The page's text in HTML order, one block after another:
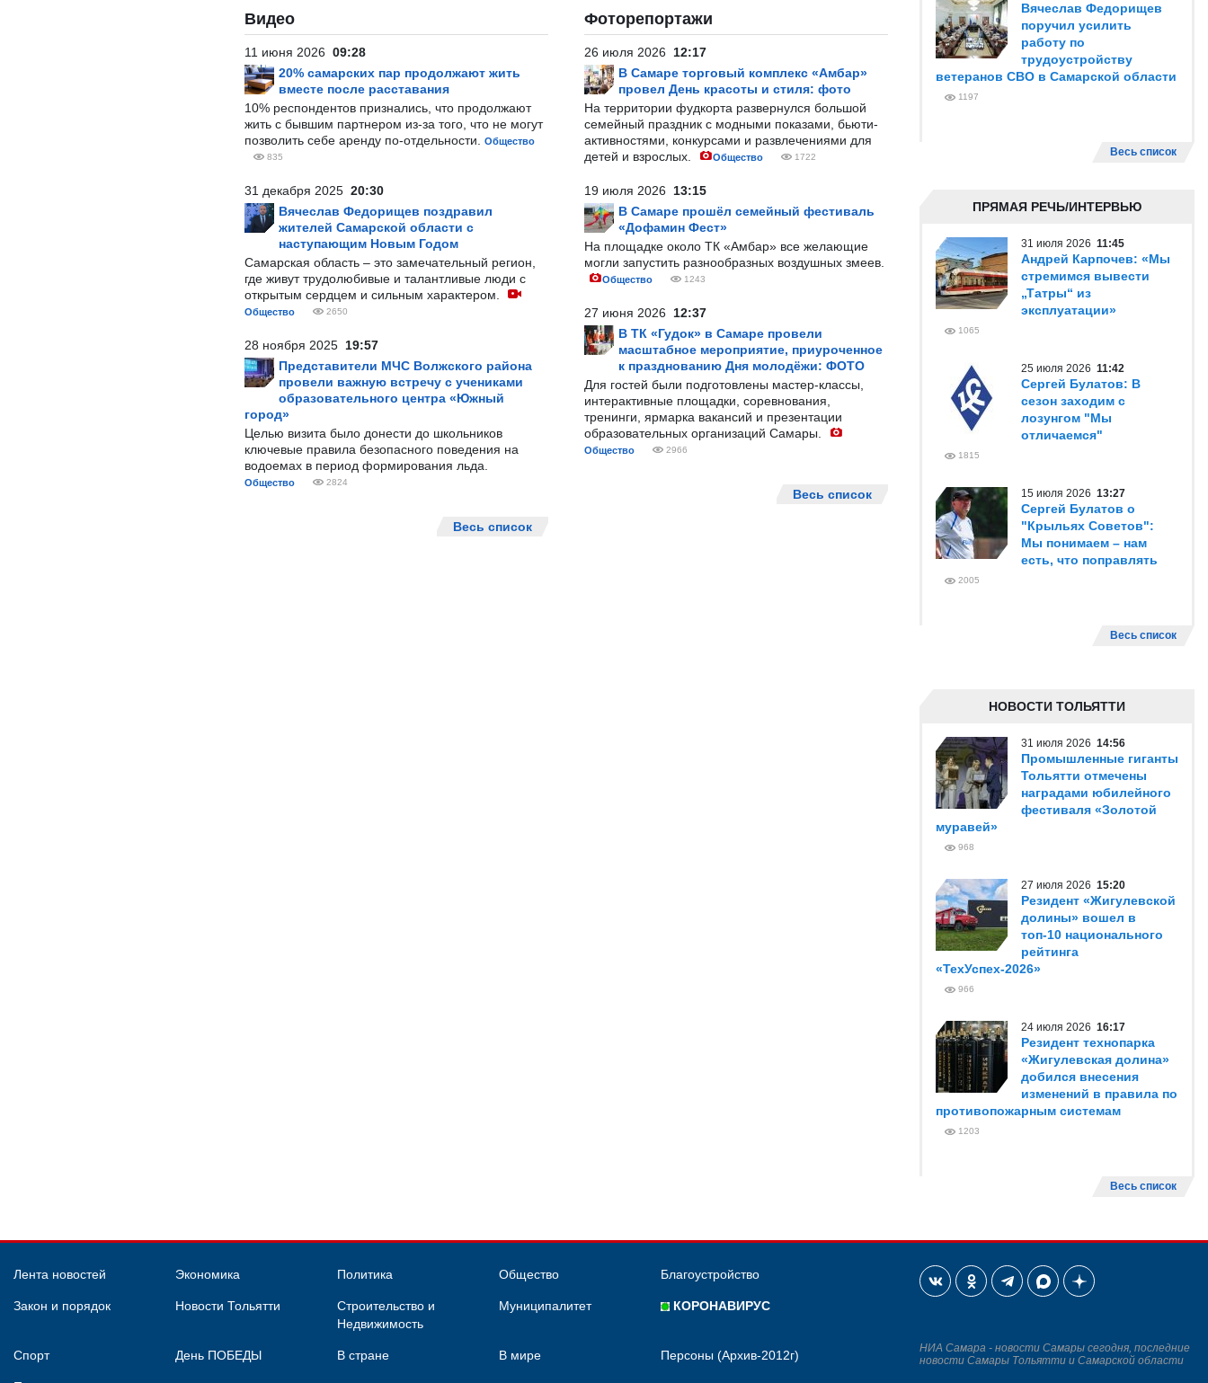
Видео
11 июня 2026 09:28
20% самарских пар продолжают жить
вместе после расставания
10% респондентов признались, что продолжают
жить с бывшим партнером из-за того, что не могут
позволить себе аренду по-отдельности.
Общество
835
31 декабря 2025 20:30
Вячеслав Федорищев поздравил
жителей Самарской области с
наступающим Новым Годом
Самарская область – это замечательный регион,
где живут трудолюбивые и талантливые люди с
открытым сердцем и сильным характером.
Общество 2650
28 ноября 2025 19:57
Представители МЧС Волжского района
провели важную встречу с учениками
образовательного центра «Южный
город»
Целью визита было донести до школьников
ключевые правила безопасного поведения на
водоемах в период формирования льда.
Общество 2824
Весь список
Фоторепортажи
26 июля 2026 12:17
В Самаре торговый комплекс «Амбар»
провел День красоты и стиля: фото
На территории фудкорта развернулся большой
семейный праздник с модными показами, бьюти-
активностями, конкурсами и развлечениями для
детей и взрослых.
Общество 1722
19 июля 2026 13:15
В Самаре прошёл семейный фестиваль
«Дофамин Фест»
На площадке около ТК «Амбар» все желающие
могли запустить разнообразных воздушных змеев.
Общество 1243
27 июня 2026 12:37
В ТК «Гудок» в Самаре провели
масштабное мероприятие, приуроченное
к празднованию Дня молодёжи: ФОТО
Для гостей были подготовлены мастер-классы,
интерактивные площадки, соревнования,
тренинги, ярмарка вакансий и презентации
образовательных организаций Самары.
Общество 2966
Весь список
Вячеслав Федорищев
поручил усилить
работу по
трудоустройству
ветеранов СВО в Самарской области
1197
Весь список
ПРЯМАЯ РЕЧЬ/ИНТЕРВЬЮ
31 июля 2026 11:45
Андрей Карпочев: «Мы
стремимся вывести
„Татры“ из
эксплуатации»
1065
25 июля 2026 11:42
Сергей Булатов: В
сезон заходим с
лозунгом "Мы
отличаемся"
1815
15 июля 2026 13:27
Сергей Булатов о
"Крыльях Советов":
Мы понимаем – нам
есть, что поправлять
2005
Весь список
НОВОСТИ ТОЛЬЯТТИ
31 июля 2026 14:56
Промышленные гиганты
Тольятти отмечены
наградами юбилейного
фестиваля «Золотой
муравей»
968
27 июля 2026 15:20
Резидент «Жигулевской
долины» вошел в
топ-10 национального
рейтинга
«ТехУспех-2026»
966
24 июля 2026 16:17
Резидент технопарка
«Жигулевская долина»
добился внесения
изменений в правила по
противопожарным системам
1203
Весь список
Лента новостей Экономика Политика Общество Благоустройство
Закон и порядок Новости Тольятти
Строительство и
Недвижимость
Муниципалитет КОРОНАВИРУС
Спорт День ПОБЕДЫ В стране В мире Персоны (Архив-2012г)
НИА Самара - новости Самары сегодня, последние
новости Самары Тольятти и Самарской области